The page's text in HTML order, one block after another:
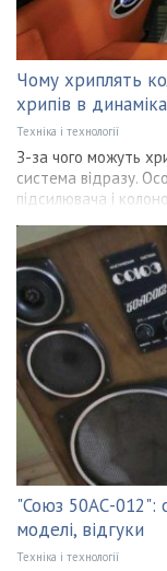
Чому хриплять
хрипів в
Техніка і технології
З-за чого можуть
система відразу.
підсилювача і
"Союз 50АС-012":
моделі, відгуки
Техніка і технології